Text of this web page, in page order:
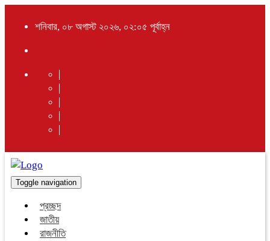
শনিবার, ০৮ অগাস্ট ২০২৬, ০২:০৫ পূর্বাহ্ন
Toggle navigation
প্রচ্ছদ
জাতীয়
রাজনীতি